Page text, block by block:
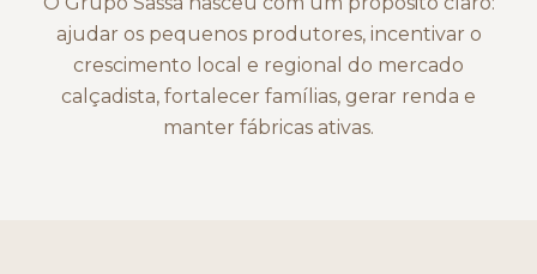
ajudar os pequenos produtores, incentivar o
crescimento local e regional do mercado
calçadista, fortalecer famílias, gerar renda e
manter fábricas ativas.